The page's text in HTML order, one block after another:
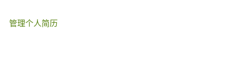
管理个人简历